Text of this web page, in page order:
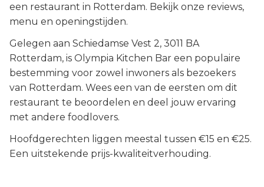
een restaurant in Rotterdam. Bekijk onze reviews,
menu en openingstijden.
Gelegen aan Schiedamse Vest 2, 3011 BA
Rotterdam, is Olympia Kitchen Bar een populaire
bestemming voor zowel inwoners als bezoekers
van Rotterdam. Wees een van de eersten om dit
restaurant te beoordelen en deel jouw ervaring
met andere foodlovers.
Hoofdgerechten liggen meestal tussen €15 en €25.
Een uitstekende prijs-kwaliteitverhouding.